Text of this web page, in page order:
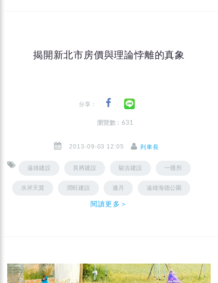
揭開新北市房價與理論悖離的真象
分享：
瀏覽數 : 631
2013-09-03 12:05 列車長
遠雄建設 良將建設 駿吉建設 一匯所
水岸天賞 潤旺建設 邀月 遠雄海德公園
閱讀更多＞